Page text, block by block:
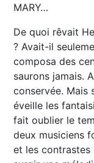
MARY…
De quoi rêvait
? Avait-il
composa des
saurons jamais.
conservée. Mais
éveille les
fait oublier le
deux musiciens
et les